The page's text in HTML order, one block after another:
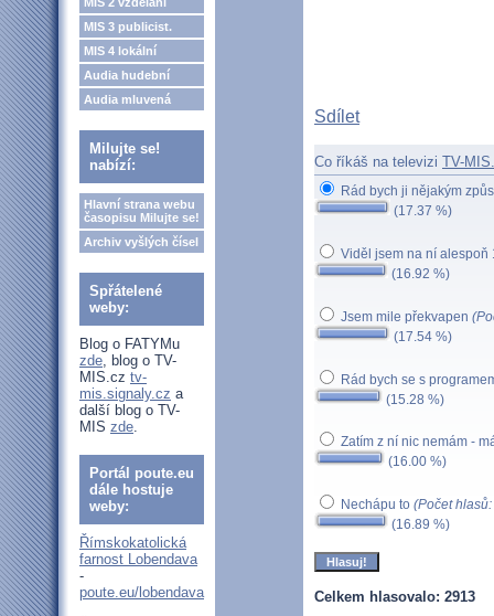
MIS 3 publicist.
MIS 4 lokální
Audia hudební
Audia mluvená
Milujte se!
nabízí:
Hlavní strana webu
časopisu Milujte se!
Archiv vyšlých čísel
Spřátelené
weby:
Blog o FATYMu
zde, blog o TV-
MIS.cz tv-
mis.signaly.cz a
další blog o TV-
MIS zde.
Portál poute.eu
dále hostuje
weby:
Římskokatolická
farnost Lobendava
-
poute.eu/lobendava
Sdílet
Co říkáš na televizi TV-
Rád bych ji nějakým
(17.37 %)
Viděl jsem na ní
(16.92 %)
Jsem mile překvapen
(17.54 %)
Rád bych se s
(15.28 %)
Zatím z ní nic nemám -
(16.00 %)
Nechápu to (Počet
(16.89 %)
Celkem hlasovalo: 2913